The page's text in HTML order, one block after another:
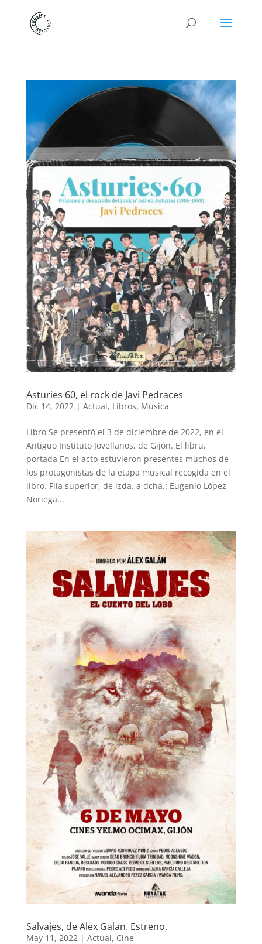
Asturies 60, el rock de Javi Pedraces
Dic 14, 2022| Actual, Libros, Música
Libro Se presentó el 3 de diciembre de 2022, en el
Antiguo Instituto Jovellanos, de Gijón. El libru,
portada En el acto estuvieron presentes muchos de
los protagonistas de la etapa musical recogida en el
libro. Fila superior, de izda. a dcha.: Eugenio López
Noriega...
Salvajes, de Alex Galan. Estreno.
May 11, 2022| Actual, Cine